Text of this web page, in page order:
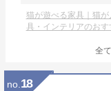
猫が遊べる家具｜猫
具・インテリアのおす
全
no. 18